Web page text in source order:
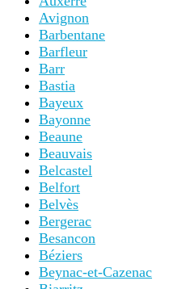
Avignon
Barbentane
Barfleur
Barr
Bastia
Bayeux
Bayonne
Beaune
Beauvais
Belcastel
Belfort
Belvès
Bergerac
Besancon
Béziers
Beynac-et-Cazenac